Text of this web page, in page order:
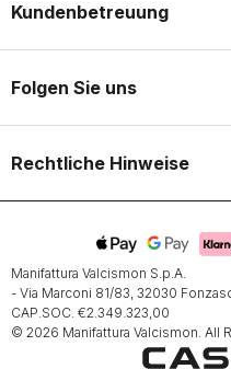
Kundenbetreuung
Folgen Sie uns
Rechtliche Hinweise
Manifattura Valcismon S.p.A.
- Via Marconi 81/83, 32030
CAP.SOC. €2.349.323,00
© 2026 Manifattura Valcismon. All